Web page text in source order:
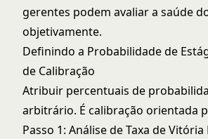
gerentes podem avaliar a saúde
objetivamente.
Definindo a Probabilidade de
de Calibração
Atribuir percentuais de
arbitrário. É calibração orientada
Passo 1: Análise de Taxa de